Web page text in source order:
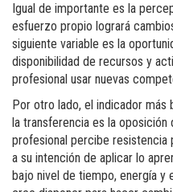
Igual de importante es la
esfuerzo propio logrará
siguiente variable es la
disponibilidad de recursos y
profesional usar nuevas
Por otro lado, el indicador más
la transferencia es la oposición
profesional percibe
a su intención de aplicar lo
bajo nivel de tiempo, energía y